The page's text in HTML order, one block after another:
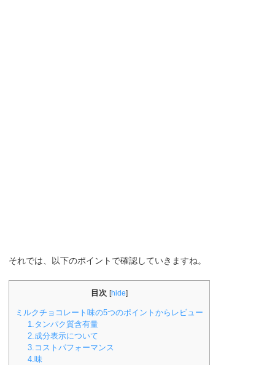
それでは、以下のポイントで確認していきますね。
目次 [hide]
ミルクチョコレート味の5つのポイントからレビュー
1.タンパク質含有量
2.成分表示について
3.コストパフォーマンス
4.味